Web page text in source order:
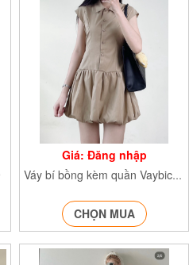
Giá: Đăng nhập
Váy bí bồng kèm quần Vaybicoduc243
CHỌN MUA